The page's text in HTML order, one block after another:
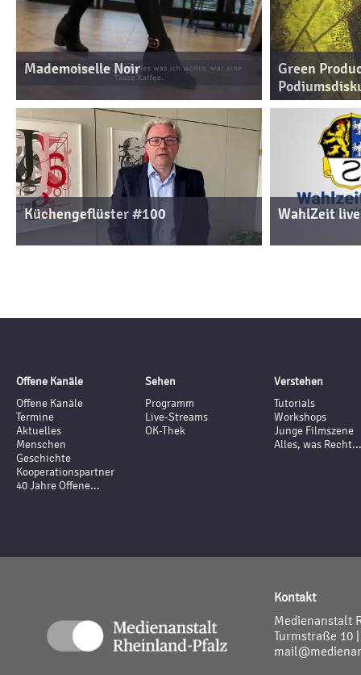
Mademoiselle Noir
Green
Küchengeflüster #100 WahlZeit live
Offene Kanäle
Offene Kanäle
Termine
Aktuelles
Menschen
Geschichte
Kooperationspartner
40 Jahre Offene...
Sehen
Programm
Live-Streams
OK-Thek
Verstehen
Tutorials
Workshops
Junge Filmszene
Alles, was Recht...
Kontakt
Medienanstalt
Turmstraße 10